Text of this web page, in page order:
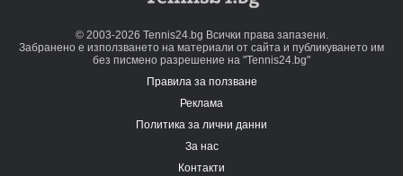
© 2003-2026 Tennis24.bg Всички права запазени.
Забранено е използването на материали от сайта и публикуването им
без писмено разрешение на "Tennis24.bg"
Правила за ползване
Реклама
Политика за лични данни
За нас
Контакти